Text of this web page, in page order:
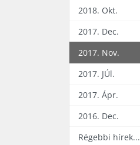
2018. Okt.
2017. Dec.
2017. Nov.
2017. JÚl.
2017. Ápr.
2016. Dec.
Régebbi hírek...